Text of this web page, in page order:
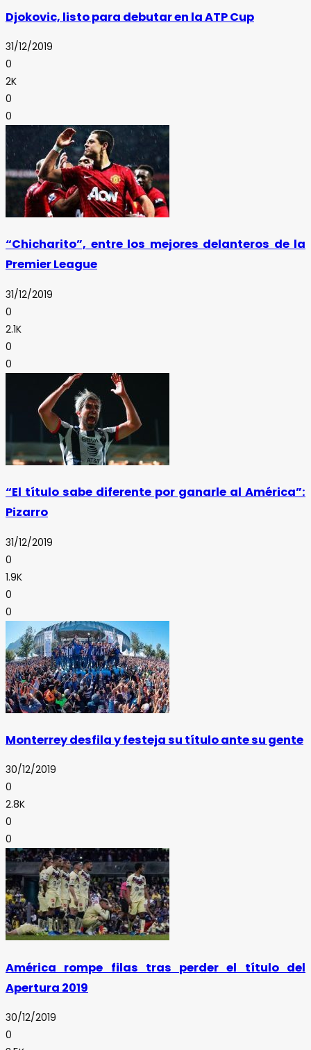
Djokovic, listo para debutar en la ATP Cup
31/12/2019
0
2K
0
0
“Chicharito”, entre los mejores delanteros de la
Premier League
31/12/2019
0
2.1K
0
0
“El título sabe diferente por ganarle al América”:
Pizarro
31/12/2019
0
1.9K
0
0
Monterrey desfila y festeja su título ante su gente
30/12/2019
0
2.8K
0
0
América rompe filas tras perder el título del
Apertura 2019
30/12/2019
0